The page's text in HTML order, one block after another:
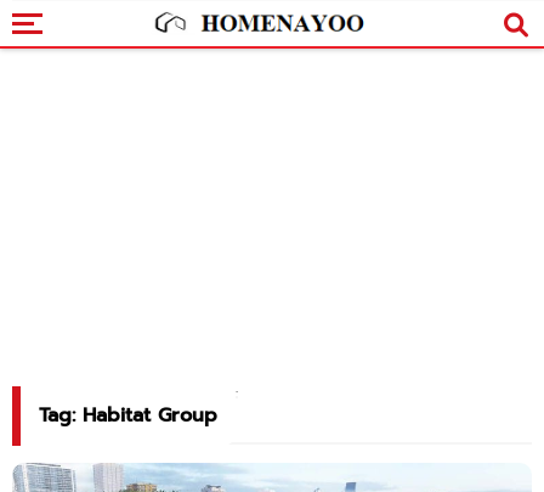
Tag: Habitat Group